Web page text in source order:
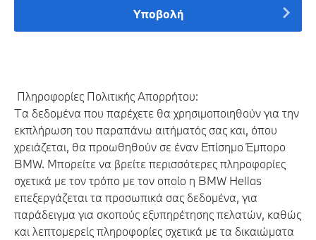
Υποβολή
Πληροφορίες Πολιτικής Απορρήτου:
Τα δεδομένα που παρέχετε θα χρησιμοποιηθούν για την
εκπλήρωση του παραπάνω αιτήματός σας και, όπου
χρειάζεται, θα προωθηθούν σε έναν Επίσημο Έμπορο
BMW. Μπορείτε να βρείτε περισσότερες πληροφορίες
σχετικά με τον τρόπο με τον οποίο η BMW Hellas
επεξεργάζεται τα προσωπικά σας δεδομένα, για
παράδειγμα για σκοπούς εξυπηρέτησης πελατών, καθώς
και λεπτομερείς πληροφορίες σχετικά με τα δικαιώματα